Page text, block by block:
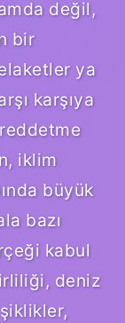
değil,
bir
ya
karşıya
iklim
büyük
bazı
kabul
deniz